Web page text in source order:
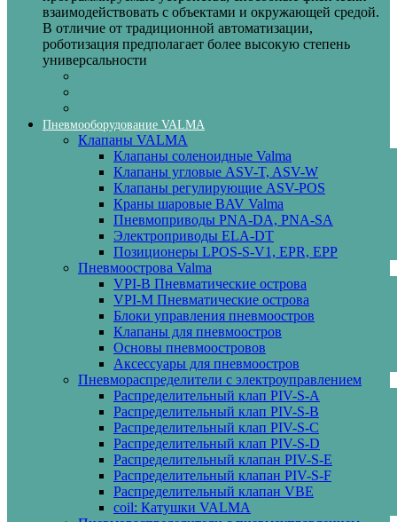
взаимодействовать с объектами и окружающей средой.
В отличие от традиционной автоматизации,
роботизация предполагает более высокую степень
универсальности
Пневмооборудование VALMA
Клапаны VALMA
Клапаны соленоидные Valma
Клапаны угловые ASV-T, ASV-W
Клапаны регулирующие ASV-POS
Краны шаровые BAV Valma
Пневмоприводы PNA-DA, PNA-SA
Электроприводы ELA-DT
Позиционеры LPOS-S-V1, EPR, EPP
Пневмоострова Valma
VPI-B Пневматические острова
VPI-M Пневматические острова
Блоки управления пневмоостров
Клапаны для пневмоостров
Основы пневмоостровов
Аксессуары для пневмоостров
Пневмораспределители с электроуправлением
Распределительный клап PIV-S-A
Распределительный клап PIV-S-B
Распределительный клап PIV-S-C
Распределительный клап PIV-S-D
Распределительный клапан PIV-S-E
Распределительный клапан PIV-S-F
Распределительный клапан VBE
coil: Катушки VALMA